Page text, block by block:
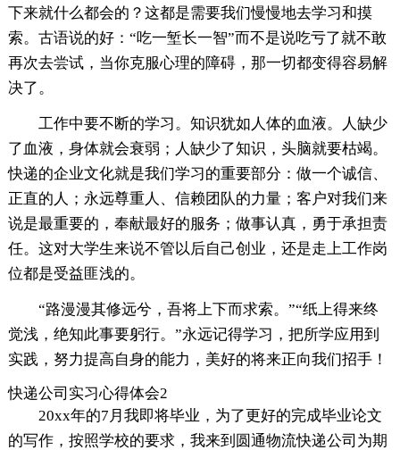
下来就什么都会的？这都是需要我们慢慢地去学习和摸
索。古语说的好：“吃一堑长一智”而不是说吃亏了就不敢
再次去尝试，当你克服心理的障碍，那一切都变得容易解
决了。
工作中要不断的学习。知识犹如人体的血液。人缺少
了血液，身体就会衰弱；人缺少了知识，头脑就要枯竭。
快递的企业文化就是我们学习的重要部分：做一个诚信、
正直的人；永远尊重人、信赖团队的力量；客户对我们来
说是最重要的，奉献最好的服务；做事认真，勇于承担责
任。这对大学生来说不管以后自己创业，还是走上工作岗
位都是受益匪浅的。
“路漫漫其修远兮，吾将上下而求索。”“纸上得来终
觉浅，绝知此事要躬行。”永远记得学习，把所学应用到
实践，努力提高自身的能力，美好的将来正向我们招手！
快递公司实习心得体会2
20xx年的7月我即将毕业，为了更好的完成毕业论文
的写作，按照学校的要求，我来到圆通物流快递公司为期